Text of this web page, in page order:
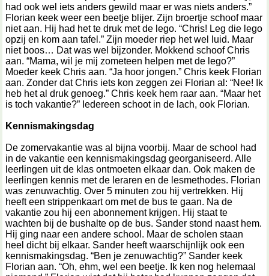
had ook wel iets anders gewild maar er was niets anders.”
Florian keek weer een beetje blijer. Zijn broertje schoof maar
niet aan. Hij had het te druk met de lego. “Chris! Leg die lego
opzij en kom aan tafel.” Zijn moeder riep het wel luid. Maar
niet boos… Dat was wel bijzonder. Mokkend schoof Chris
aan. “Mama, wil je mij zometeen helpen met de lego?”
Moeder keek Chris aan. “Ja hoor jongen.” Chris keek Florian
aan. Zonder dat Chris iets kon zeggen zei Florian al: “Nee! Ik
heb het al druk genoeg.” Chris keek hem raar aan. “Maar het
is toch vakantie?” Iedereen schoot in de lach, ook Florian.
Kennismakingsdag
De zomervakantie was al bijna voorbij. Maar de school had
in de vakantie een kennismakingsdag georganiseerd. Alle
leerlingen uit de klas ontmoeten elkaar dan. Ook maken de
leerlingen kennis met de leraren en de lesmethodes. Florian
was zenuwachtig. Over 5 minuten zou hij vertrekken. Hij
heeft een strippenkaart om met de bus te gaan. Na de
vakantie zou hij een abonnement krijgen. Hij staat te
wachten bij de bushalte op de bus. Sander stond naast hem.
Hij ging naar een andere school. Maar de scholen staan
heel dicht bij elkaar. Sander heeft waarschijnlijk ook een
kennismakingsdag. “Ben je zenuwachtig?” Sander keek
Florian aan. “Oh, ehm, wel een beetje. Ik ken nog helemaal